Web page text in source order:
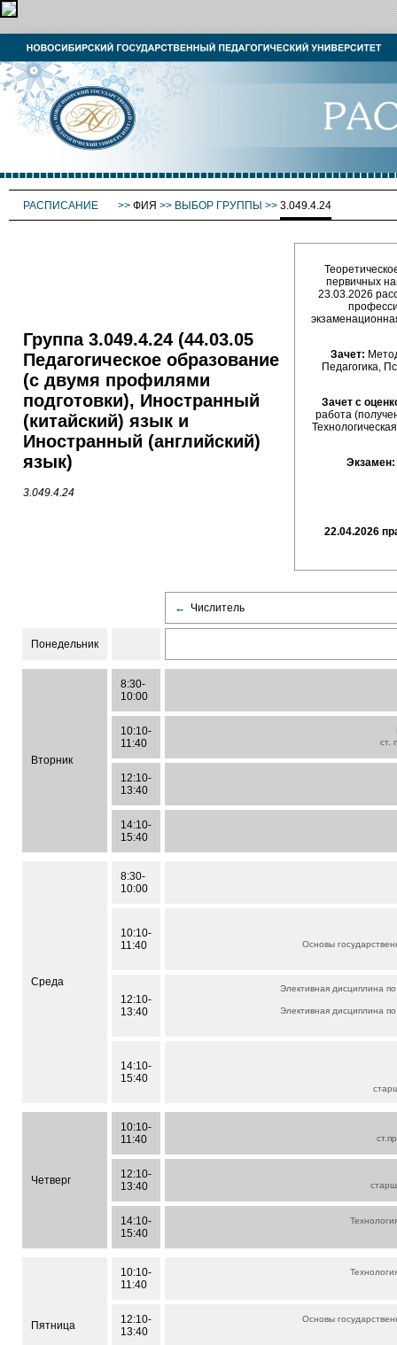
РАСПИСАНИЕ >> ФИЯ >> ВЫБОР ГРУППЫ >> 3.049.4.24
Группа 3.049.4.24 (44.03.05
Педагогическое образование
(с двумя профилями
подготовки), Иностранный
(китайский) язык и
Иностранный (английский)
язык)
3.049.4.24
первичных
23.03.2026
Зачет:
Педагогика,
Зачет с
работа
22.04.2026
← Числитель
Понедельник
Вторник
8:30-
10:00
10:10-
11:40
ст.
12:10-
13:40
14:10-
15:40
Среда
8:30-
10:00
10:10-
11:40
Основы
12:10-
13:40
Элективная дисциплина
Элективная дисциплина
14:10-
15:40
Четверг
10:10-
11:40
12:10-
13:40
14:10-
15:40
Пятница
10:10-
11:40
12:10-
13:40
Основы